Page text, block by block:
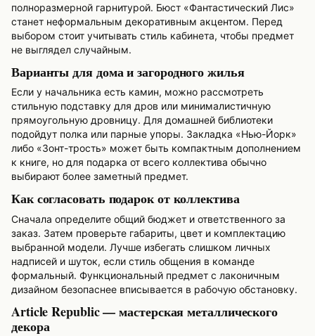
полноразмерной гарнитурой. Бюст «Фантастический Лис»
станет неформальным декоративным акцентом. Перед
выбором стоит учитывать стиль кабинета, чтобы предмет
не выглядел случайным.
Варианты для дома и загородного жилья
Если у начальника есть камин, можно рассмотреть
стильную подставку для дров или минималистичную
прямоугольную дровницу. Для домашней библиотеки
подойдут полка или парные упоры. Закладка «Нью-Йорк»
либо «Зонт-трость» может быть компактным дополнением
к книге, но для подарка от всего коллектива обычно
выбирают более заметный предмет.
Как согласовать подарок от коллектива
Сначала определите общий бюджет и ответственного за
заказ. Затем проверьте габариты, цвет и комплектацию
выбранной модели. Лучше избегать слишком личных
надписей и шуток, если стиль общения в команде
формальный. Функциональный предмет с лаконичным
дизайном безопаснее вписывается в рабочую обстановку.
Article Republic — мастерская металлического
декора